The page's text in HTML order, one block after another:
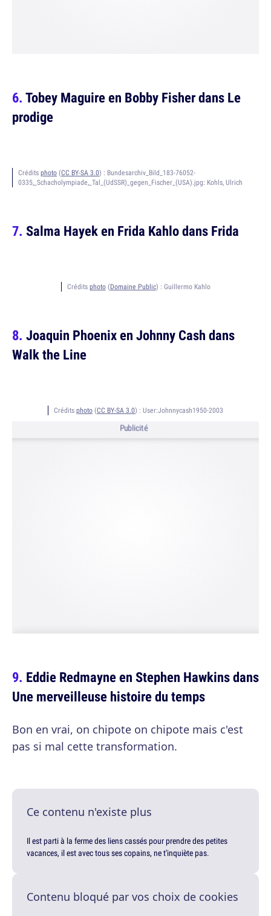
Tobey Maguire en Bobby Fisher dans Le
prodige
Crédits photo (CC BY-SA 3.0) : Bundesarchiv_Bild_183-76052-
0335,_Schacholympiade,_Tal_(UdSSR)_gegen_Fischer_(USA).jpg: Kohls, Ulrich
Salma Hayek en Frida Kahlo dans Frida
Crédits photo(Domaine Public) : Guillermo Kahlo
Joaquin Phoenix en Johnny Cash dans
Walk the Line
Crédits photo (CC BY-SA 3.0) : User:Johnnycash1950-2003
Publicité
Eddie Redmayne en Stephen Hawkins dans
Une merveilleuse histoire du temps
Bon en vrai, on chipote on chipote mais c'est
pas si mal cette transformation.
Ce contenu n'existe plus
Il est parti à la ferme des liens cassés pour prendre des petites
vacances, il est avec tous ses copains, ne t'inquiète pas.
Contenu bloqué par vos choix de cookies